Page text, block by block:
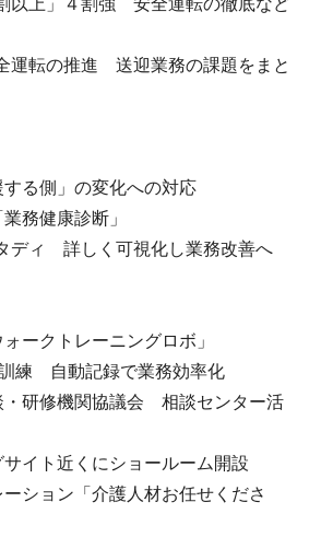
以上」４割強 安全運転の徹底など
運転の推進 送迎業務の課題をまと
る側」の変化への対応
業務健康診断」
ディ 詳しく可視化し業務改善へ
ークトレーニングロボ」
練 自動記録で業務効率化
・研修機関協議会 相談センター活
イト近くにショールーム開設
ション「介護人材お任せくださ